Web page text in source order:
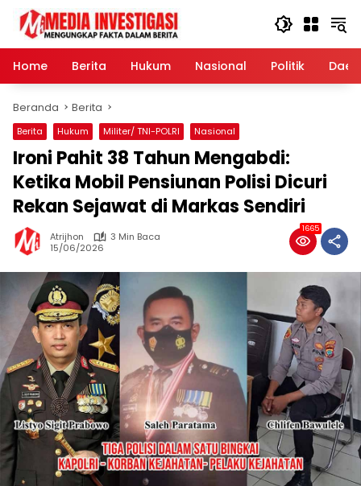
Langsung
konten
Home
Berita Hukum Nasional Politik
Beranda Berita
Berita Hukum Militer/ TNI-POLRI Nasional
Ironi Pahit 38 Tahun Mengabdi:
Ketika Mobil Pensiunan Polisi Dicuri
Rekan Sejawat di Markas Sendiri
Atrijhon
3 Min Baca
15/06/2026
1665